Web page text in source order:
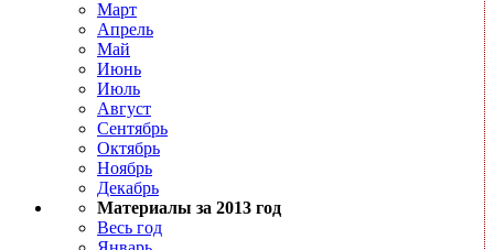
Март
Апрель
Май
Июнь
Июль
Август
Сентябрь
Октябрь
Ноябрь
Декабрь
Материалы за 2013 год
Весь год